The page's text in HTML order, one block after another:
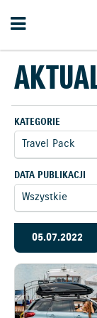
KATEGORIE
DATA PUBLIKACJI
05.07.2022